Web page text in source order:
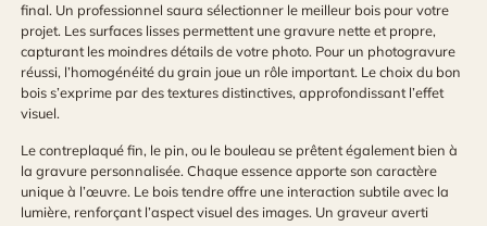
final. Un professionnel saura sélectionner le meilleur bois pour votre
projet. Les surfaces lisses permettent une gravure nette et propre,
capturant les moindres détails de votre photo. Pour un photogravure
réussi, l’homogénéité du grain joue un rôle important. Le choix du bon
bois s’exprime par des textures distinctives, approfondissant l’effet
visuel.
Le contreplaqué fin, le pin, ou le bouleau se prêtent également bien à
la gravure personnalisée. Chaque essence apporte son caractère
unique à l’œuvre. Le bois tendre offre une interaction subtile avec la
lumière, renforçant l’aspect visuel des images. Un graveur averti